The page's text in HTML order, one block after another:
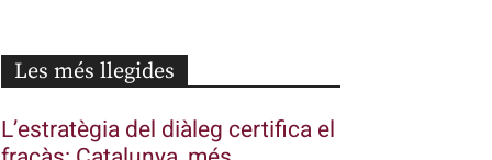
Les més llegides
L’estratègia del diàleg certifica el